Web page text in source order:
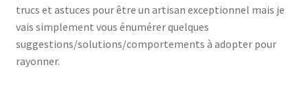
trucs et astuces pour être un artisan exceptionnel mais je
vais simplement vous énumérer quelques
suggestions/solutions/comportements à adopter pour
rayonner.